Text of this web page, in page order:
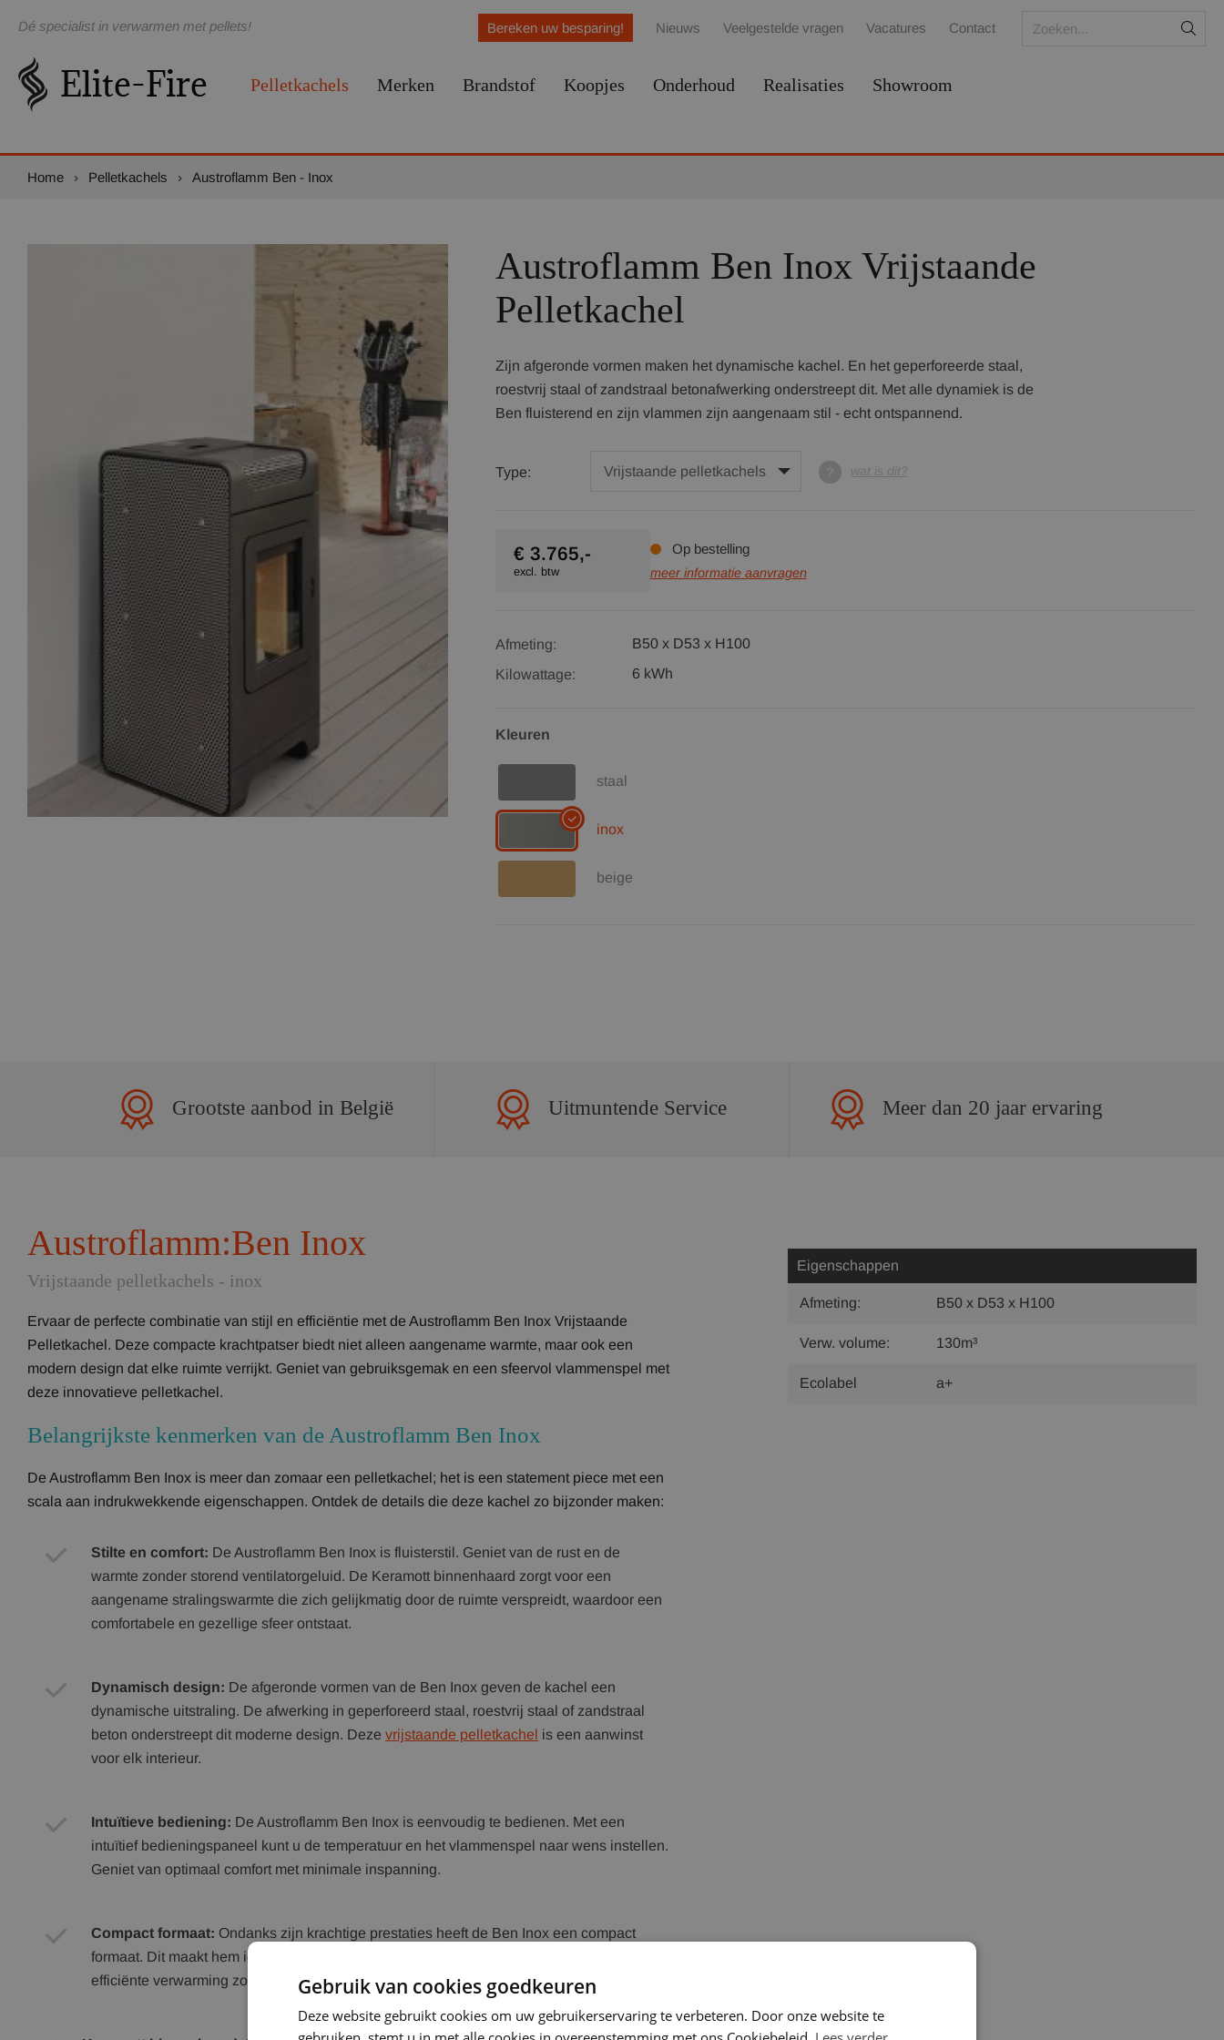
Pelletkachels Merken Brandstof Koopjes Onderhoud Realisaties Showroom
Dé specialist in verwarmen met pellets! Bereken uw besparing! Nieuws Veelgestelde vragen Vacatures Contact
Home › Pelletkachels › Austroflamm Ben - Inox
Austroflamm Ben Inox Vrijstaande
Pelletkachel
Zijn afgeronde vormen maken het dynamische kachel. En het geperforeerde staal,
roestvrij staal of zandstraal betonafwerking onderstreept dit. Met alle dynamiek is de
Ben fluisterend en zijn vlammen zijn aangenaam stil - echt ontspannend.
Type: wat is dit?
€ 3.765,-
excl. btw
Op bestelling
meer informatie aanvragen
Afmeting:
B50 x D53 x H100
Kilowattage:
6 kWh
Kleuren
staal
inox
beige
Grootste aanbod in België Uitmuntende Service Meer dan 20 jaar ervaring
Austroflamm:Ben Inox
Vrijstaande pelletkachels - inox
Ervaar de perfecte combinatie van stijl en efficiëntie met de Austroflamm Ben Inox Vrijstaande
Pelletkachel. Deze compacte krachtpatser biedt niet alleen aangename warmte, maar ook een
modern design dat elke ruimte verrijkt. Geniet van gebruiksgemak en een sfeervol vlammenspel met
deze innovatieve pelletkachel.
Belangrijkste kenmerken van de Austroflamm Ben Inox
De Austroflamm Ben Inox is meer dan zomaar een pelletkachel; het is een statement piece met een
scala aan indrukwekkende eigenschappen. Ontdek de details die deze kachel zo bijzonder maken:
Stilte en comfort: De Austroflamm Ben Inox is fluisterstil. Geniet van de rust en de
warmte zonder storend ventilatorgeluid. De Keramott binnenhaard zorgt voor een
aangename stralingswarmte die zich gelijkmatig door de ruimte verspreidt, waardoor een
comfortabele en gezellige sfeer ontstaat.
Dynamisch design: De afgeronde vormen van de Ben Inox geven de kachel een
dynamische uitstraling. De afwerking in geperforeerd staal, roestvrij staal of zandstraal
beton onderstreept dit moderne design. Deze vrijstaande pelletkachel is een aanwinst
voor elk interieur.
Intuïtieve bediening: De Austroflamm Ben Inox is eenvoudig te bedienen. Met een
intuïtief bedieningspaneel kunt u de temperatuur en het vlammenspel naar wens instellen.
Geniet van optimaal comfort met minimale inspanning.
Compact formaat: Ondanks zijn krachtige prestaties heeft de Ben Inox een compact
formaat. Dit maakt hem ideaal voor zowel kleinere als grotere ruimtes. Profiteer van
efficiënte verwarming zonder kostbare ruimte in te leveren.
Eigenschappen
Afmeting: B50 x D53 x H100
Verw. volume: 130m³
Ecolabel a+
Gebruik van cookies goedkeuren
Deze website gebruikt cookies om uw gebruikerservaring te verbeteren. Door onze website te